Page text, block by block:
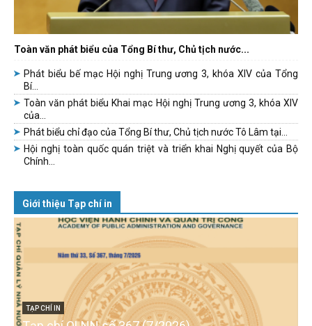
Toàn văn phát biểu của Tổng Bí thư, Chủ tịch nước...
Phát biểu bế mạc Hội nghị Trung ương 3, khóa XIV của Tổng
Bí...
Toàn văn phát biểu Khai mạc Hội nghị Trung ương 3, khóa XIV
của...
Phát biểu chỉ đạo của Tổng Bí thư, Chủ tịch nước Tô Lâm tại...
Hội nghị toàn quốc quán triệt và triển khai Nghị quyết của Bộ
Chính...
Giới thiệu Tạp chí in
TẠP CHÍ IN